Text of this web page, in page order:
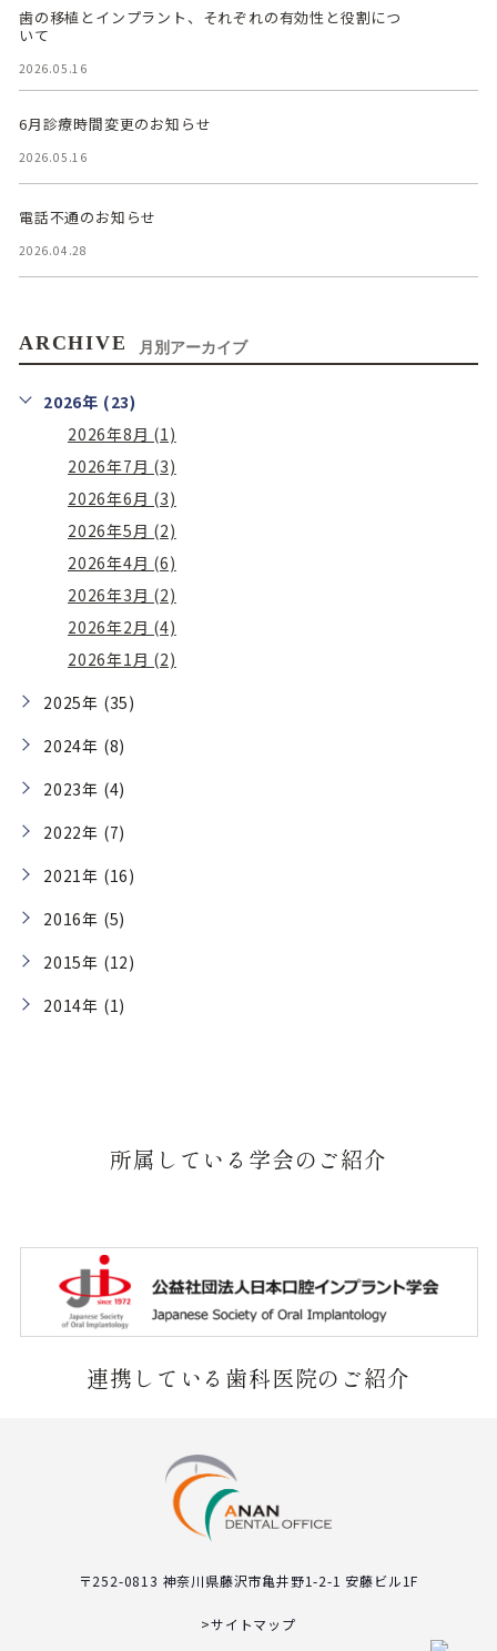
歯の移植とインプラント、それぞれの有効性と役割につ
いて
2026.05.16
6月診療時間変更のお知らせ
2026.05.16
電話不通のお知らせ
2026.04.28
ARCHIVE 月別アーカイブ
2026年 (23)
2026年8月 (1)
2026年7月 (3)
2026年6月 (3)
2026年5月 (2)
2026年4月 (6)
2026年3月 (2)
2026年2月 (4)
2026年1月 (2)
2025年 (35)
2024年 (8)
2023年 (4)
2022年 (7)
2021年 (16)
2016年 (5)
2015年 (12)
2014年 (1)
所属している学会のご紹介
連携している歯科医院のご紹介
〒252-0813 神奈川県藤沢市亀井野1-2-1 安藤ビル1F
>サイトマップ